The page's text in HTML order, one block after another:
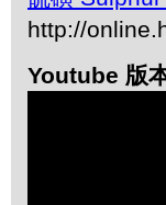
http://
Youtube 版